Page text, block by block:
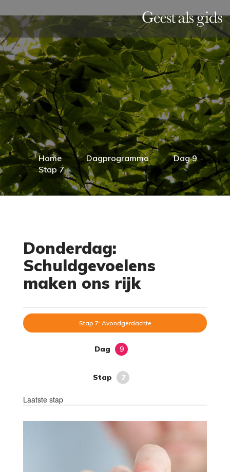
Home Dagprogramma
Dag 9
Stap 7
Donderdag:
Schuldgevoelens
maken ons rijk
Stap 7: Avondgerdachte
Dag 9
Stap 7
Laatste stap